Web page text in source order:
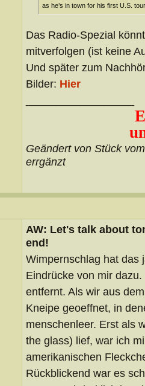
as he’s in town for his first U.S.
Das Radio-Spezial
mitverfolgen (ist keine
Und später zum
Bilder: Hier
Geändert von Stück
errgänzt
AW: Let's talk about
end!
Wimpernschlag hat das
Eindrücke von mir
entfernt. Als wir aus
Kneipe geoeffnet, in
menschenleer. Erst als
the glass) lief, war ich
amerikanischen
Rückblickend war es